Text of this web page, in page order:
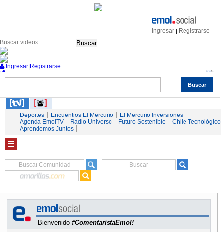
Ingresar | Registrarse
Buscar
Buscar
Ingresar Registrarse
Servicios
Deportes Encuentros El Mercurio
El Mercurio Inversiones
Agenda EmolTV
Radio Universo Futuro Sostenible
Chile Tecnológico
Aprendemos Juntos
¡Bienvenido #ComentaristaEmol!